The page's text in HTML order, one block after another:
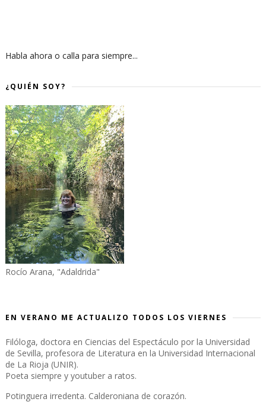
Habla ahora o calla para siempre...
¿QUIÉN SOY?
Rocío Arana, "Adaldrida"
EN VERANO ME ACTUALIZO TODOS LOS VIERNES
Filóloga, doctora en Ciencias del Espectáculo por la Universidad
de Sevilla, profesora de Literatura en la Universidad Internacional
de La Rioja (UNIR).
Poeta siempre y youtuber a ratos.
Potinguera irredenta. Calderoniana de corazón.